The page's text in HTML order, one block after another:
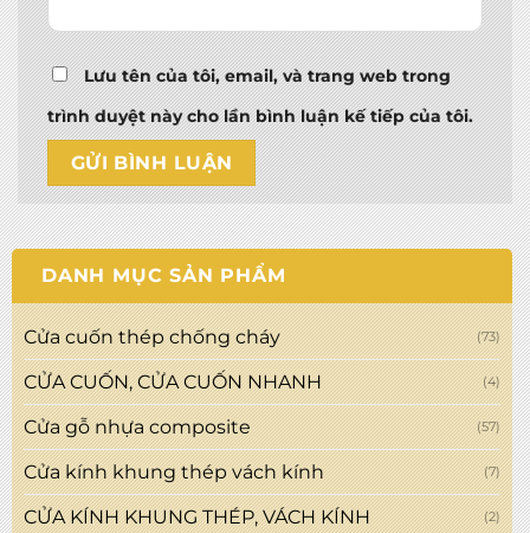
Lưu tên của tôi, email, và trang web trong
trình duyệt này cho lần bình luận kế tiếp của tôi.
DANH MỤC SẢN PHẨM
Cửa cuốn thép chống cháy (73)
CỬA CUỐN, CỬA CUỐN NHANH (4)
Cửa gỗ nhựa composite (57)
Cửa kính khung thép vách kính (7)
CỬA KÍNH KHUNG THÉP, VÁCH KÍNH (2)